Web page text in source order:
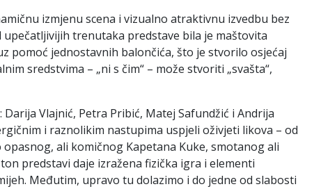
izmjenu scena i vizualno atraktivnu izvedbu bez
trenutaka predstave bila je maštovita
pomoć jednostavnih balončića, što je stvorilo osjećaj
sredstvima – „ni s čim“ – može stvoriti „svašta“,
Vlajnić, Petra Pribić, Matej Safundžić i Andrija
i raznolikim nastupima uspjeli oživjeti likova – od
ali komičnog Kapetana Kuke, smotanog ali
predstavi daje izražena fizička igra i elementi
Međutim, upravo tu dolazimo i do jedne od slabosti